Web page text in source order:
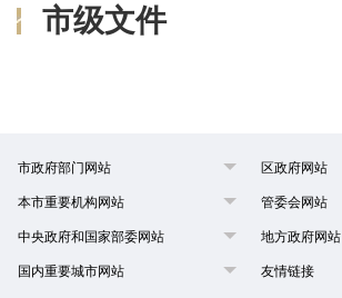
市级文件
市政府部门网站 区政府网站
本市重要机构网站 管委会网站
中央政府和国家部委网站 地方政府网站
国内重要城市网站 友情链接